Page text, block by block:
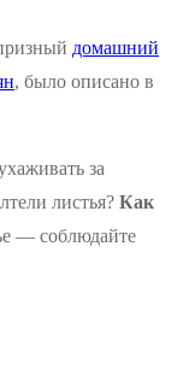
домашний
, было описано в
за
листья? Как
— соблюдайте